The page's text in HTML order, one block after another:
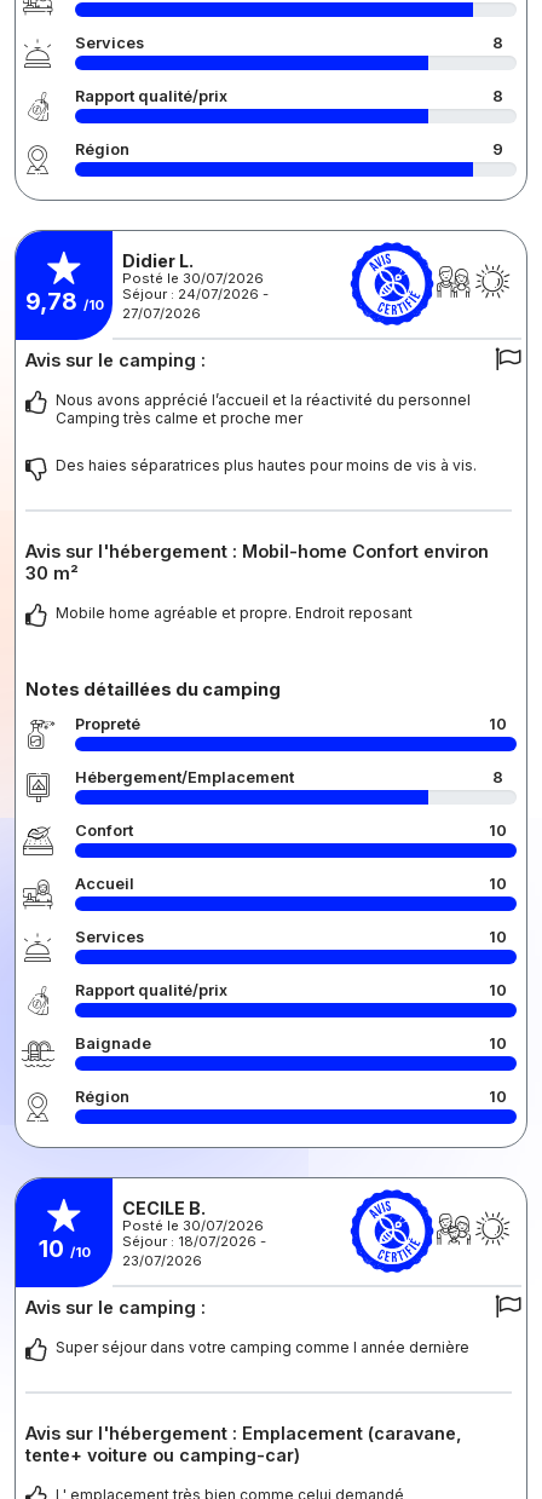
Services 8
Rapport qualité/prix 8
Région 9
9,78 /10
Didier L.
Posté le 30/07/2026
Séjour : 24/07/2026 -
27/07/2026
Avis sur le camping :
Nous avons apprécié l’accueil et la réactivité du personnel
Camping très calme et proche mer
Des haies séparatrices plus hautes pour moins de vis à vis.
Avis sur l'hébergement : Mobil-home Confort environ
30 m²
Mobile home agréable et propre. Endroit reposant
Notes détaillées du camping
Propreté 10
Hébergement/Emplacement 8
Confort 10
Accueil 10
Services 10
Rapport qualité/prix 10
Baignade 10
Région 10
10 /10
CECILE B.
Posté le 30/07/2026
Séjour : 18/07/2026 -
23/07/2026
Avis sur le camping :
Super séjour dans votre camping comme l année dernière
Avis sur l'hébergement : Emplacement (caravane,
tente+ voiture ou camping-car)
L' emplacement très bien comme celui demandé